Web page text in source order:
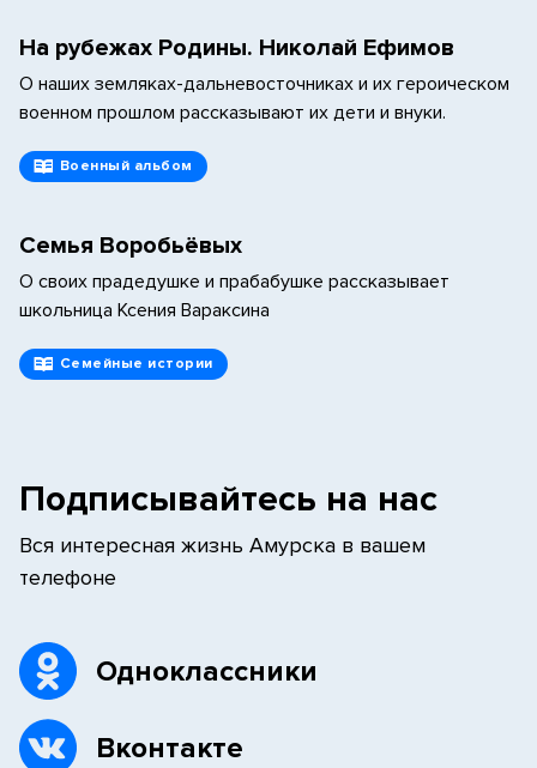
На рубежах Родины. Николай Ефимов
О наших земляках-дальневосточниках и их героическом
военном прошлом рассказывают их дети и внуки.
Военный альбом
Семья Воробьёвых
О своих прадедушке и прабабушке рассказывает
школьница Ксения Вараксина
Семейные истории
Подписывайтесь на нас
Вся интересная жизнь Амурска в вашем
телефоне
Одноклассники
Вконтакте